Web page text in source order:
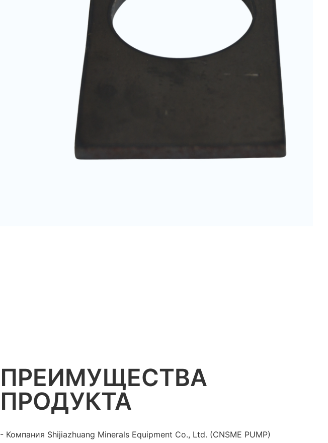
ПРЕИМУЩЕСТВА
ПРОДУКТА
- Компания Shijiazhuang Minerals Equipment Co., Ltd. (CNSME PUMP)